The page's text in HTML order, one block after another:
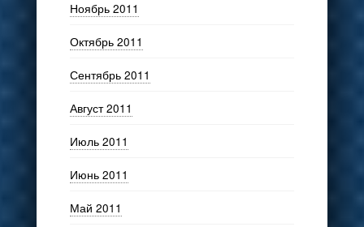
Ноябрь 2011
Октябрь 2011
Сентябрь 2011
Август 2011
Июль 2011
Июнь 2011
Май 2011